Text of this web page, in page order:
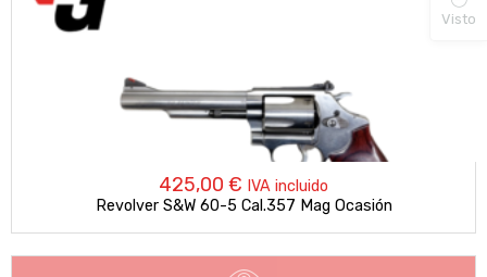
425,00 € IVA incluido
Revolver S&W 60-5 Cal.357 Mag Ocasión
Visto